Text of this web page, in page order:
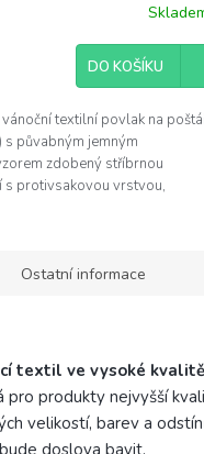
DO KOŠÍKU
vánoční textilní povlak na
s půvabným jemným
zdobený stříbrnou
s protivsakovou vrstvou,
Ostatní informace
textil ve vysoké
pro produkty nejvyšší
velikostí, barev a